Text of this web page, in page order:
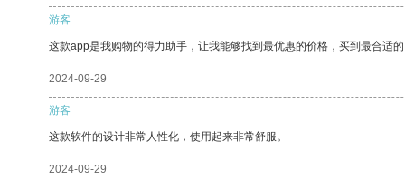
游客
这款app是我购物的得力助手，让我能够找到最优惠的价格，买到最合适
2024-09-29
游客
这款软件的设计非常人性化，使用起来非常舒服。
2024-09-29